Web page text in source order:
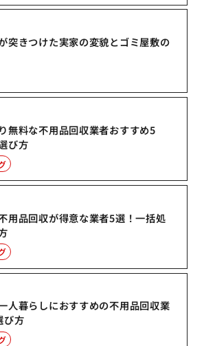
突きつけた実家の変貌とゴミ屋敷の
無料な不用品回収業者おすすめ5
び方
用品回収が得意な業者5選！一括処
人暮らしにおすすめの不用品回収業
び方